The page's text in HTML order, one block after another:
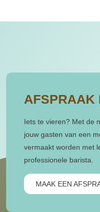
AFSPRAAK
Iets te vieren? Met de
jouw gasten van een
vermaakt worden met
professionele barista.
MAAK EEN